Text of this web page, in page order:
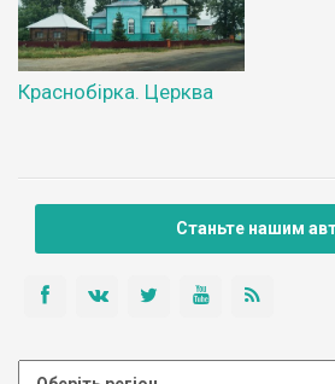
Краснобірка. Церква
Станьте нашим